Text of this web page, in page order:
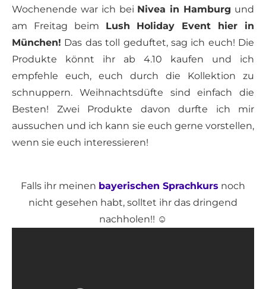
Wochenende war ich bei Nivea in Hamburg und
am Freitag beim Lush Holiday Event hier in
München! Das das toll geduftet, sag ich euch! Die
Produkte könnt ihr ab 4.10 kaufen und ich
empfehle euch, euch durch die Kollektion zu
schnuppern. Weihnachtsdüfte sind einfach die
Besten! Zwei Produkte davon durfte ich mir
aussuchen und ich kann sie euch gerne vorstellen,
wenn sie euch interessieren!
Falls ihr meinen bayerischen Sprachkurs noch
nicht gesehen habt, solltet ihr das dringend
nachholen!! ☺